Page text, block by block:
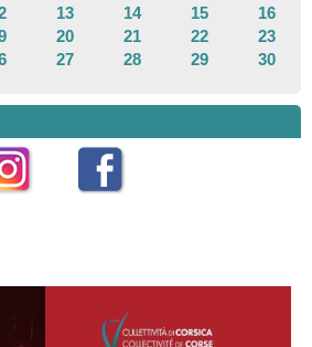
13 14 15
16
20 21 22
23
27 28 29
30